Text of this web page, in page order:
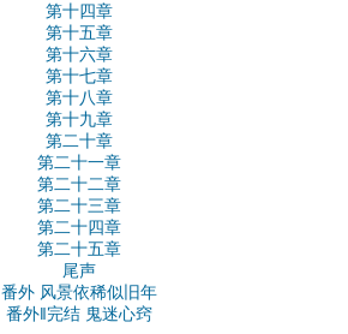
第十四章
第十五章
第十六章
第十七章
第十八章
第十九章
第二十章
第二十一章
第二十二章
第二十三章
第二十四章
第二十五章
尾声
番外 风景依稀似旧年
番外‖完结 鬼迷心窍